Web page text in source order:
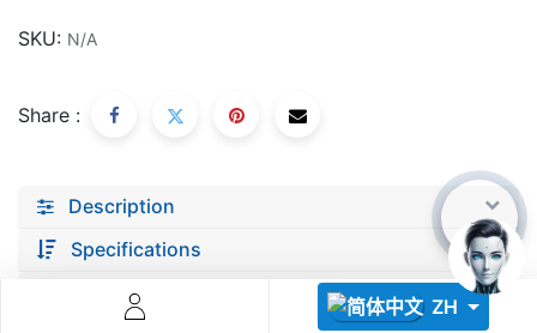
ZH
SKU: N/A
Share :
Description
Specifications
documents
Platformă integrată pentru managementul flotei de roboți
soluție
Află mai mult